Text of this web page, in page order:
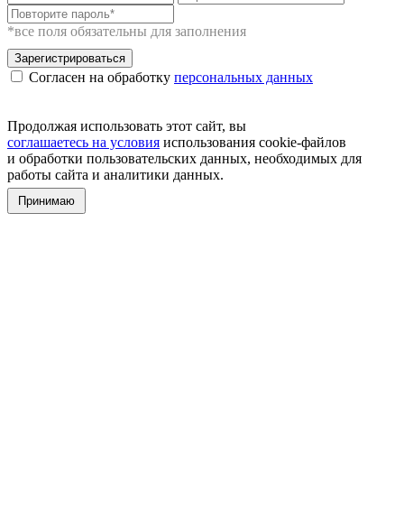
*все поля обязательны для заполнения
Зарегистрироваться
Согласен на обработку персональных данных
Продолжая использовать этот сайт, вы
соглашаетесь на условия использования cookie-файлов
и обработки пользовательских данных, необходимых для
работы сайта и аналитики данных.
Принимаю